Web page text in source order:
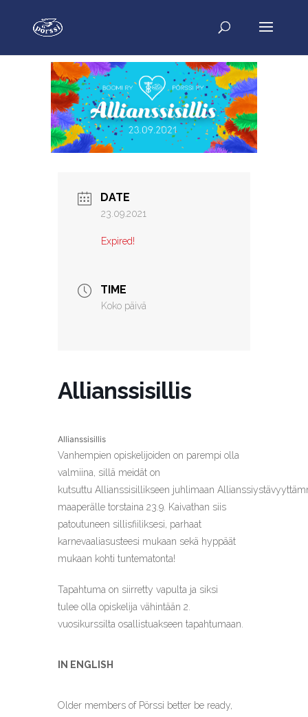
DATE
23.09.2021
Expired!
TIME
Koko päivä
Allianssisillis
Allianssisillis
Vanhempien opiskelijoiden on parempi olla
valmiina, sillä meidät on
kutsuttu Allianssisillikseen juhlimaan Allianssi
maaperälle torstaina 23.9 Kaivathan siis
patoutuneen sillisfiiliksesi, parhaat
karnevaaliasusteesi mukaan sekä hyppäät
mukaan kohti tuntematonta!
Tapahtuma on siirretty vapulta ja siksi
tulee olla opiskelija vähintään 2.
vuosikurssilta osallistuakseen tapahtumaan.
IN ENGLISH
Older members of Pörssi better be ready,